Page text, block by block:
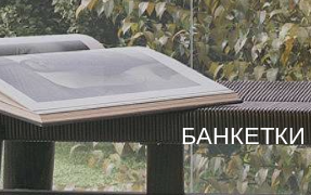
БАНКЕТКИ